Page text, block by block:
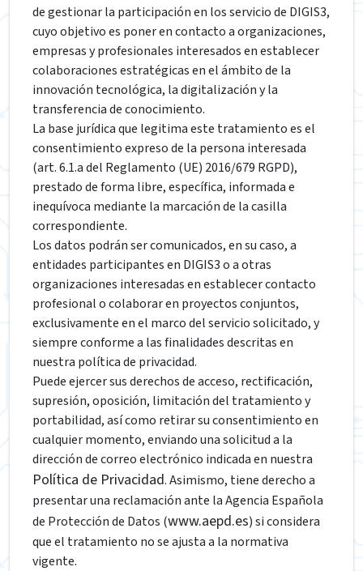
de gestionar la participación en los servicio de DIGIS3,
cuyo objetivo es poner en contacto a organizaciones,
empresas y profesionales interesados en establecer
colaboraciones estratégicas en el ámbito de la
innovación tecnológica, la digitalización y la
transferencia de conocimiento.
La base jurídica que legitima este tratamiento es el
consentimiento expreso de la persona interesada
(art. 6.1.a del Reglamento (UE) 2016/679 RGPD),
prestado de forma libre, específica, informada e
inequívoca mediante la marcación de la casilla
correspondiente.
Los datos podrán ser comunicados, en su caso, a
entidades participantes en DIGIS3 o a otras
organizaciones interesadas en establecer contacto
profesional o colaborar en proyectos conjuntos,
exclusivamente en el marco del servicio solicitado, y
siempre conforme a las finalidades descritas en
nuestra política de privacidad.
Puede ejercer sus derechos de acceso, rectificación,
supresión, oposición, limitación del tratamiento y
portabilidad, así como retirar su consentimiento en
cualquier momento, enviando una solicitud a la
dirección de correo electrónico indicada en nuestra
Política de Privacidad. Asimismo, tiene derecho a
presentar una reclamación ante la Agencia Española
de Protección de Datos (www.aepd.es) si considera
que el tratamiento no se ajusta a la normativa
vigente.